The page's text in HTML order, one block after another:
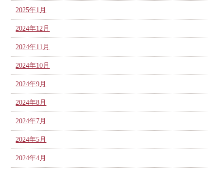
2025年1月
2024年12月
2024年11月
2024年10月
2024年9月
2024年8月
2024年7月
2024年5月
2024年4月